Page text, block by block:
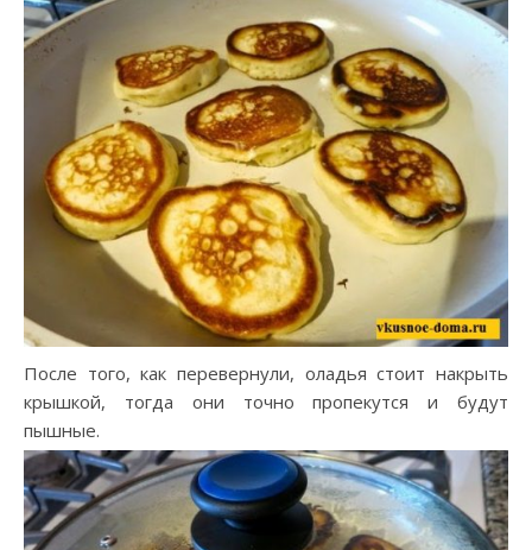
После того, как перевернули, оладья стоит накрыть
крышкой, тогда они точно пропекутся и будут
пышные.